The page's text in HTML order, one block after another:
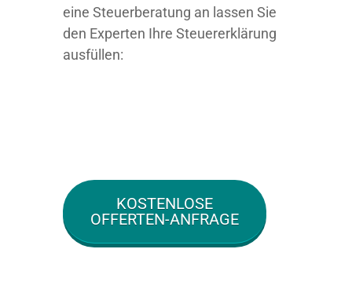
eine Steuerberatung an lassen Sie
den Experten Ihre Steuererklärung
ausfüllen:
KOSTENLOSE
OFFERTEN-ANFRAGE